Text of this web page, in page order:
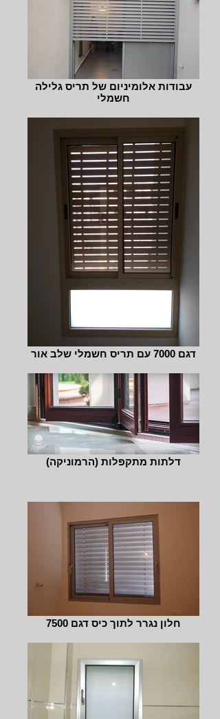
עבודות אלומיניום של תריס גלילה
חשמלי
דגם 7000 עם תריס חשמלי שלב אור
דלתות מתקפלות (הרמוניקה)
חלון נגרר לתוך כיס דגם 7500